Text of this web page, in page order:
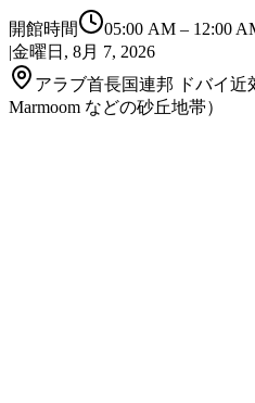
開館時間 05:00 AM – 12:00
|金曜日, 8月 7, 2026
アラブ首長国連邦 ドバイ近
Marmoom などの砂丘地帯）